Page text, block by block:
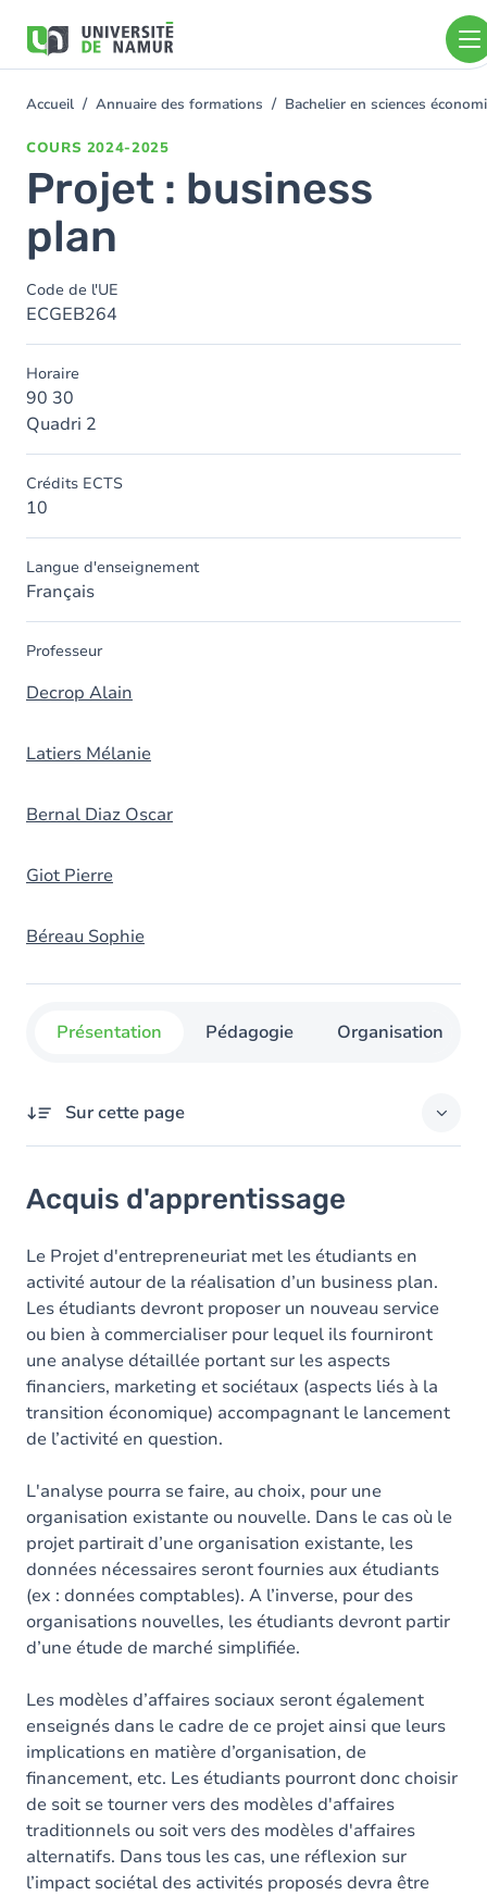
contenu
You
Accueil Annuaire des formations Bachelier en sciences
COURS 2024-2025
Projet : business
plan
Code de l'UE
ECGEB264
Horaire
90 30
Quadri 2
Crédits ECTS
10
Langue d'enseignement
Français
Professeur
Decrop Alain
Latiers Mélanie
Bernal Diaz Oscar
Giot Pierre
Béreau Sophie
Présentation Pédagogie Organisation
Sur cette page
Objectifs
Contenu
Acquis d'apprentissage
Le Projet d'entrepreneuriat met les étudiants en
activité autour de la réalisation d’un business plan.
Les étudiants devront proposer un nouveau service
ou bien à commercialiser pour lequel ils fourniront
une analyse détaillée portant sur les aspects
financiers, marketing et sociétaux (aspects liés à la
transition économique) accompagnant le lancement
de l’activité en question.
L'analyse pourra se faire, au choix, pour une
organisation existante ou nouvelle. Dans le cas où le
projet partirait d’une organisation existante, les
données nécessaires seront fournies aux étudiants
(ex : données comptables). A l’inverse, pour des
organisations nouvelles, les étudiants devront partir
d’une étude de marché simplifiée.
Les modèles d’affaires sociaux seront également
enseignés dans le cadre de ce projet ainsi que leurs
implications en matière d’organisation, de
financement, etc. Les étudiants pourront donc choisir
de soit se tourner vers des modèles d'affaires
traditionnels ou soit vers des modèles d'affaires
alternatifs. Dans tous les cas, une réflexion sur
l’impact sociétal des activités proposés devra être